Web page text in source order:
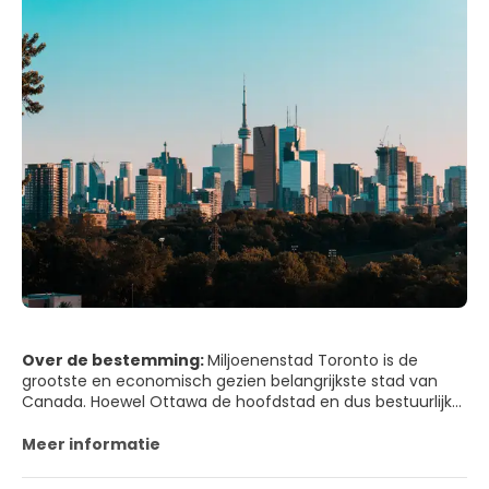
Over de bestemming:Miljoenenstad Toronto is de
grootste en economisch gezien belangrijkste stad van
Canada. Hoewel Ottawa de hoofdstad en dus bestuurlijk
bedrijfsleven zich vooral gevestigd in Toronto. Dat is
Meer informatie